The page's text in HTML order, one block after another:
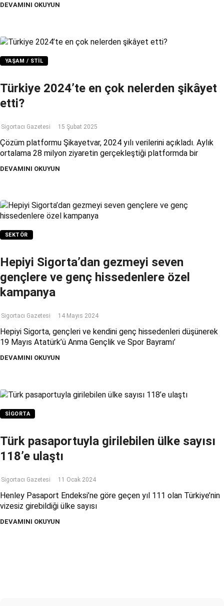
DEVAMINI OKUYUN
YAŞAM / STIL
Türkiye 2024’te en çok nelerden şikâyet
etti?
Sigortacı Gazetesi 15 Şubat 2025
Çözüm platformu Şikayetvar, 2024 yılı verilerini açıkladı. Aylık
ortalama 28 milyon ziyaretin gerçekleştiği platformda bir
DEVAMINI OKUYUN
SEKTÖR
Hepiyi Sigorta’dan gezmeyi seven
gençlere ve genç hissedenlere özel
kampanya
Sigortacı Gazetesi 14 Mayıs 2024
Hepiyi Sigorta, gençleri ve kendini genç hissedenleri düşünerek
19 Mayıs Atatürk’ü Anma Gençlik ve Spor Bayramı’
DEVAMINI OKUYUN
SIGORTA
Türk pasaportuyla girilebilen ülke sayısı
118’e ulaştı
Sigortacı Gazetesi 11 Ocak 2024
Henley Pasaport Endeksi’ne göre geçen yıl 111 olan Türkiye’nin
vizesiz girebildiği ülke sayısı
DEVAMINI OKUYUN